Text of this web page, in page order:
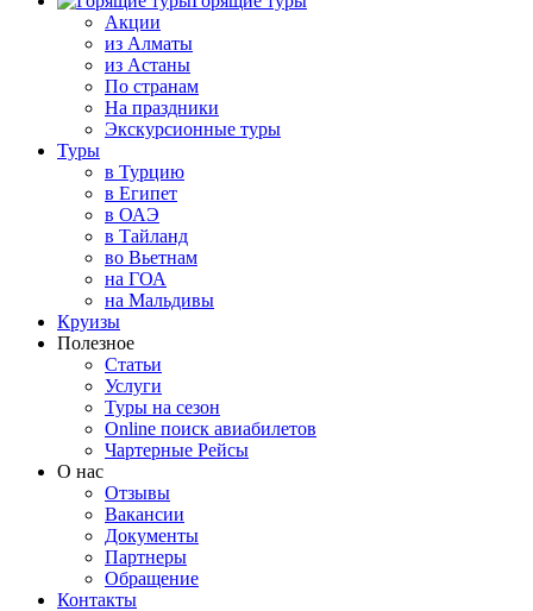
Акции
из Алматы
из Астаны
По странам
На праздники
Экскурсионные туры
Туры
в Турцию
в Египет
в ОАЭ
в Тайланд
во Вьетнам
на ГОА
на Мальдивы
Круизы
Полезное
Статьи
Услуги
Туры на сезон
Online поиск авиабилетов
Чартерные Рейсы
О нас
Отзывы
Вакансии
Документы
Партнеры
Обращение
Контакты